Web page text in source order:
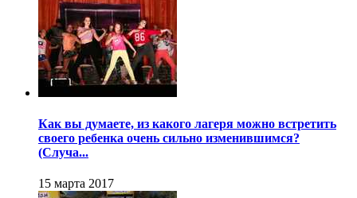
Как вы думаете, из какого лагеря можно встретить
своего ребенка очень сильно изменившимся?
(Случа...
15 марта 2017